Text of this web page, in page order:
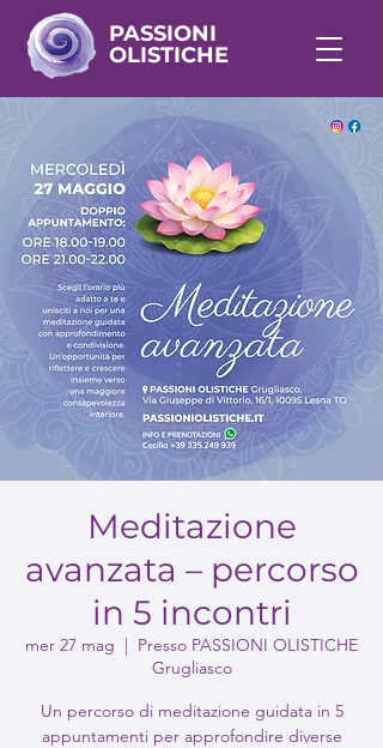
PASSIONI
OLISTICHE
Meditazione
avanzata – percorso
in 5 incontri
mer 27 mag
  |
Presso PASSIONI OLISTICHE
Grugliasco
Un percorso di meditazione guidata in 5
appuntamenti per approfondire diverse